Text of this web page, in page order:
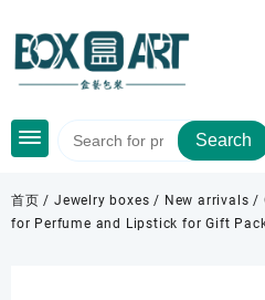
content
Search
首页 /Jewelry boxes / New arrivals /
for Perfume and Lipstick for Gift